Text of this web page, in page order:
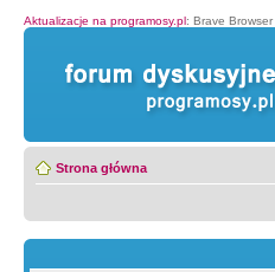
Aktualizacje na programosy.pl: Brave Browser
Strona główna